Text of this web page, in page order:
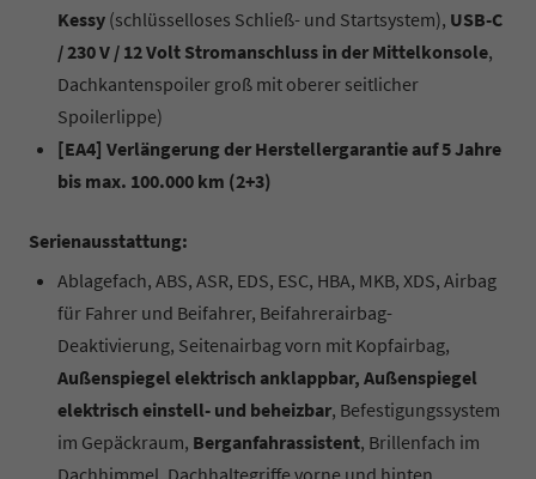
Kessy (schlüsselloses Schließ- und Startsystem), USB-C
/ 230 V / 12 Volt Stromanschluss in der Mittelkonsole,
Dachkantenspoiler groß mit oberer seitlicher
Spoilerlippe)
[EA4] Verlängerung der Herstellergarantie auf 5 Jahre
bis max. 100.000 km (2+3)
Serienausstattung:
Ablagefach, ABS, ASR, EDS, ESC, HBA, MKB, XDS, Airbag
für Fahrer und Beifahrer, Beifahrerairbag-
Deaktivierung, Seitenairbag vorn mit Kopfairbag,
Außenspiegel elektrisch anklappbar, Außenspiegel
elektrisch einstell- und beheizbar, Befestigungssystem
im Gepäckraum, Berganfahrassistent, Brillenfach im
Dachhimmel, Dachhaltegriffe vorne und hinten,